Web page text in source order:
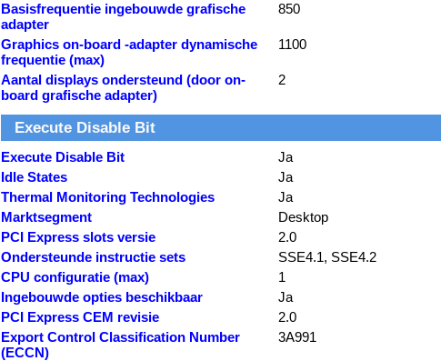
Basisfrequentie ingebouwde grafische
adapter
850
Graphics on-board -adapter dynamische
frequentie (max)
1100
Aantal displays ondersteund (door on-
board grafische adapter)
2
Execute Disable Bit
Execute Disable Bit
Ja
Idle States
Ja
Thermal Monitoring Technologies
Ja
Marktsegment
Desktop
PCI Express slots versie
2.0
Ondersteunde instructie sets
SSE4.1, SSE4.2
CPU configuratie (max)
1
Ingebouwde opties beschikbaar
Ja
PCI Express CEM revisie
2.0
Export Control Classification Number
(ECCN)
3A991